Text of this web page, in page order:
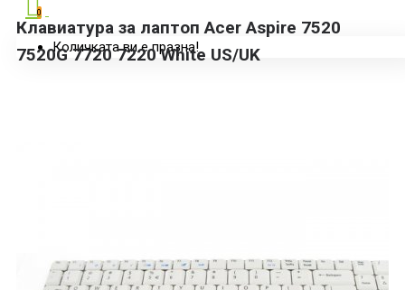
0
Количката ви е празна!
Клавиатура за лаптоп Acer Aspire 7520
7520G 7720 7220 White US/UK